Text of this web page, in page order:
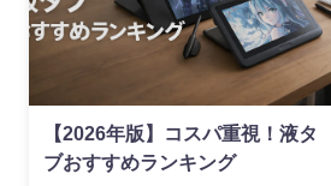
【2026年版】コスパ重視！液タ
ブおすすめランキング